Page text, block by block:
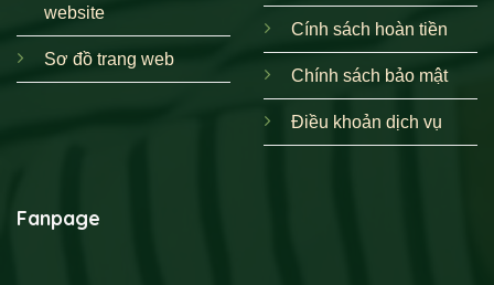
website
Sơ đồ trang web
Cính sách hoàn tiền
Chính sách bảo mật
Điều khoản dịch vụ
Fanpage